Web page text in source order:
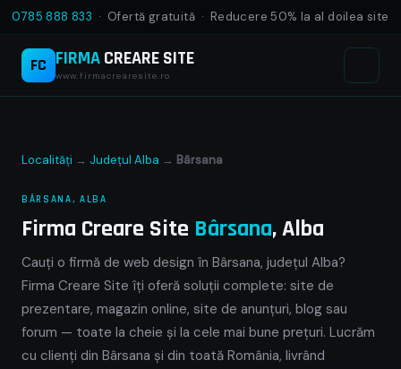
0785 888 833 · Ofertă gratuită · Reducere 50% la al doilea site
FC FIRMACREARE SITE
www.firmacrearesite.ro
Localități → Județul Alba → Bârsana
BÂRSANA, ALBA
Firma Creare Site Bârsana, Alba
Cauți o firmă de web design în Bârsana, județul Alba?
Firma Creare Site îți oferă soluții complete: site de
prezentare, magazin online, site de anunțuri, blog sau
forum — toate la cheie și la cele mai bune prețuri. Lucrăm
cu clienți din Bârsana și din toată România, livrând